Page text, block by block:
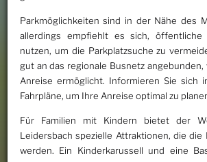
Parkmöglichkeiten sind in der Nähe des
allerdings empfiehlt es sich, öffentliche
nutzen, um die Parkplatzsuche zu
gut an das regionale Busnetz angebunden,
Anreise ermöglicht. Informieren Sie sich
Fahrpläne, um Ihre Anreise optimal zu
Für Familien mit Kindern bietet der
Leidersbach spezielle Attraktionen, die die
werden. Ein Kinderkarussell und eine